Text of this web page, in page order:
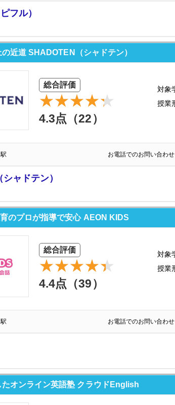
フル）
近道 SHADOTEN（シャドテン）
総合評価
4.3点（22）
対象
授業
お電話でのお問い合わせ
ャドテン）
のプロが指導で安心 AEON KIDS
総合評価
4.4点（39）
対象
授業
お電話でのお問い合わせ
オンライン英語塾 クラウドEnglish